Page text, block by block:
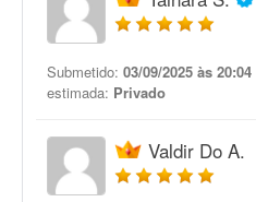
Submetido: 03/09/2025 às 20:04
estimada: Privado
Valdir Do A.